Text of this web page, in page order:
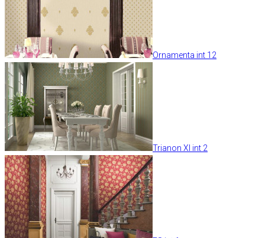
Ornamenta int 12
Trianon XI int 2